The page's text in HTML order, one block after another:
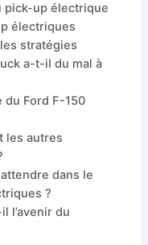
pick-up électrique
électriques
stratégies
a-t-il du mal à
du Ford F-150
les autres
dans le
?
l’avenir du